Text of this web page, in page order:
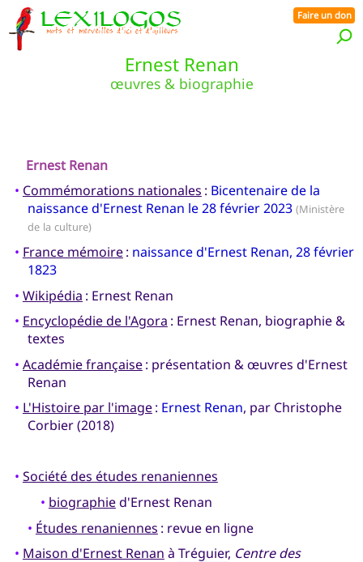
Ernest Renan
œuvres & biographie
Faire un don
Ernest Renan
• Commémorations nationales : Bicentenaire de la
naissance d'Ernest Renan le 28 février 2023 (Ministère
de la culture)
• France mémoire: naissance d'Ernest Renan, 28 février
1823
• Wikipédia : Ernest Renan
• Encyclopédie de l'Agora : Ernest Renan, biographie &
textes
• Académie française: présentation & œuvres d'Ernest
Renan
• L'Histoire par l'image: Ernest Renan, par Christophe
Corbier (2018)
• Société des études renaniennes
• biographied'Ernest Renan
• Études renaniennes : revue en ligne
• Maison d'Ernest Renan à Tréguier, Centre des